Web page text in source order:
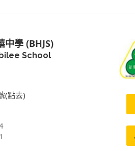
中學 (BHJS)
School
(點去)